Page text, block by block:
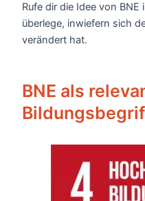
Rufe dir die Idee von
überlege, inwiefern sich
verändert hat.
BNE als